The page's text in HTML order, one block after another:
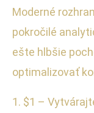
Moderné
pokročilé
ešte hlbšie
optimalizovať
1. $1 –